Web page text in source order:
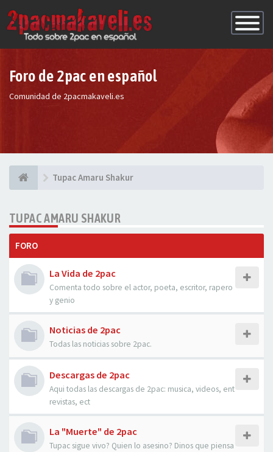
de
Foro de 2pac en español
Comunidad de 2pacmakaveli.es
Tupac Amaru Shakur
TUPAC AMARU SHAKUR
FORO
La Vida de 2pac
Comenta todo sobre el actor, poeta, escritor, rapero
y genio
Noticias de 2pac
Todas las noticias sobre 2pac.
Descargas de 2pac
Aqui todas las descargas de 2pac: musica, videos, ent
revistas, ect
La "Muerte" de 2pac
Tupac sigue vivo? Quien lo asesino? Dinos que piensa